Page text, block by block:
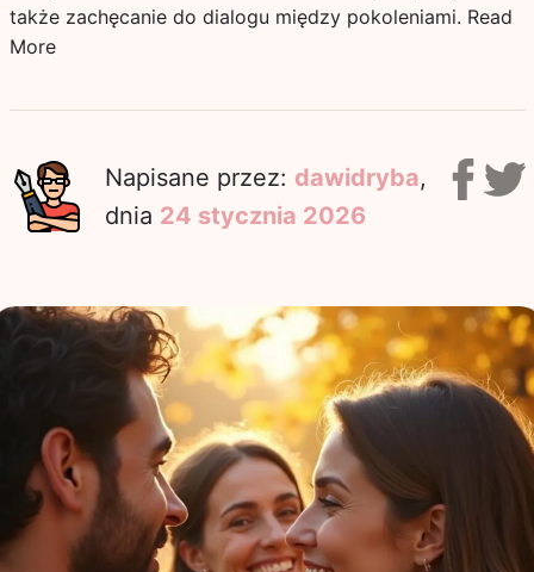
także zachęcanie do dialogu między pokoleniami. Read
More
Napisane przez: dawidryba,
dnia 24 stycznia 2026